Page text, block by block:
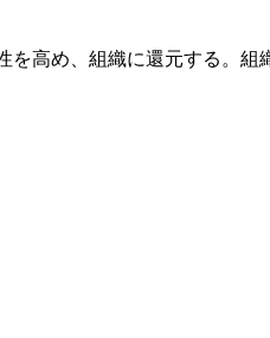
を高め、組織に還元する。